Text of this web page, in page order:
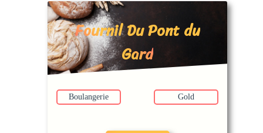
Fournil Du Pont du
Gard
Boulangerie Gold